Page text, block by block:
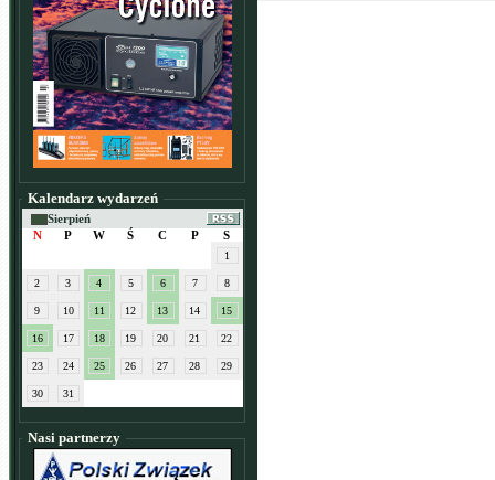
Kalendarz wydarzeń
Sierpień
N
P W Ś C P S
1
2 3 4 5 6 7 8
9 10 11 12 13 14 15
16 17 18 19 20 21 22
23 24 25 26 27 28 29
30 31
Nasi partnerzy